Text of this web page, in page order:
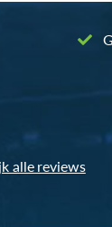
alle reviews